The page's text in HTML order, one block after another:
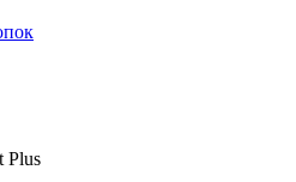
Plus